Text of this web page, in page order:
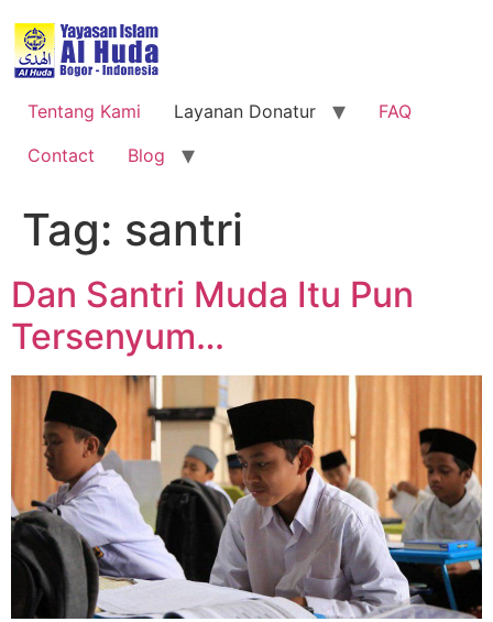
Tentang Kami Layanan Donatur
FAQ
Contact
Blog
Tag: santri
Dan Santri Muda Itu Pun
Tersenyum…